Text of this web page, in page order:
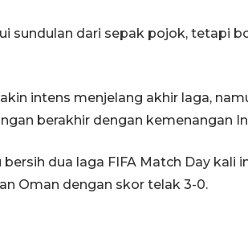
sundulan dari sepak pojok, tetapi
intens menjelang akhir laga,
berakhir dengan kemenangan
dua laga FIFA Match Day kali
Oman dengan skor telak 3-0.